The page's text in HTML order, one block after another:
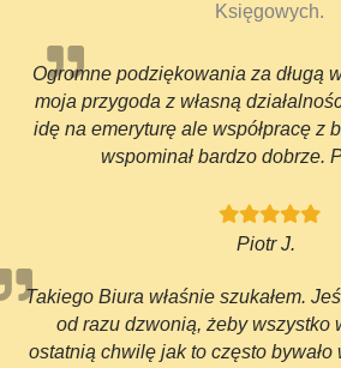
Księgowych.
Ogromne podziękowania za długą
moja przygoda z własną
idę na emeryturę ale współpracę z
wspominał bardzo dobrze.
Piotr J.
Takiego Biura właśnie szukałem.
od razu dzwonią, żeby wszystko
ostatnią chwilę jak to często